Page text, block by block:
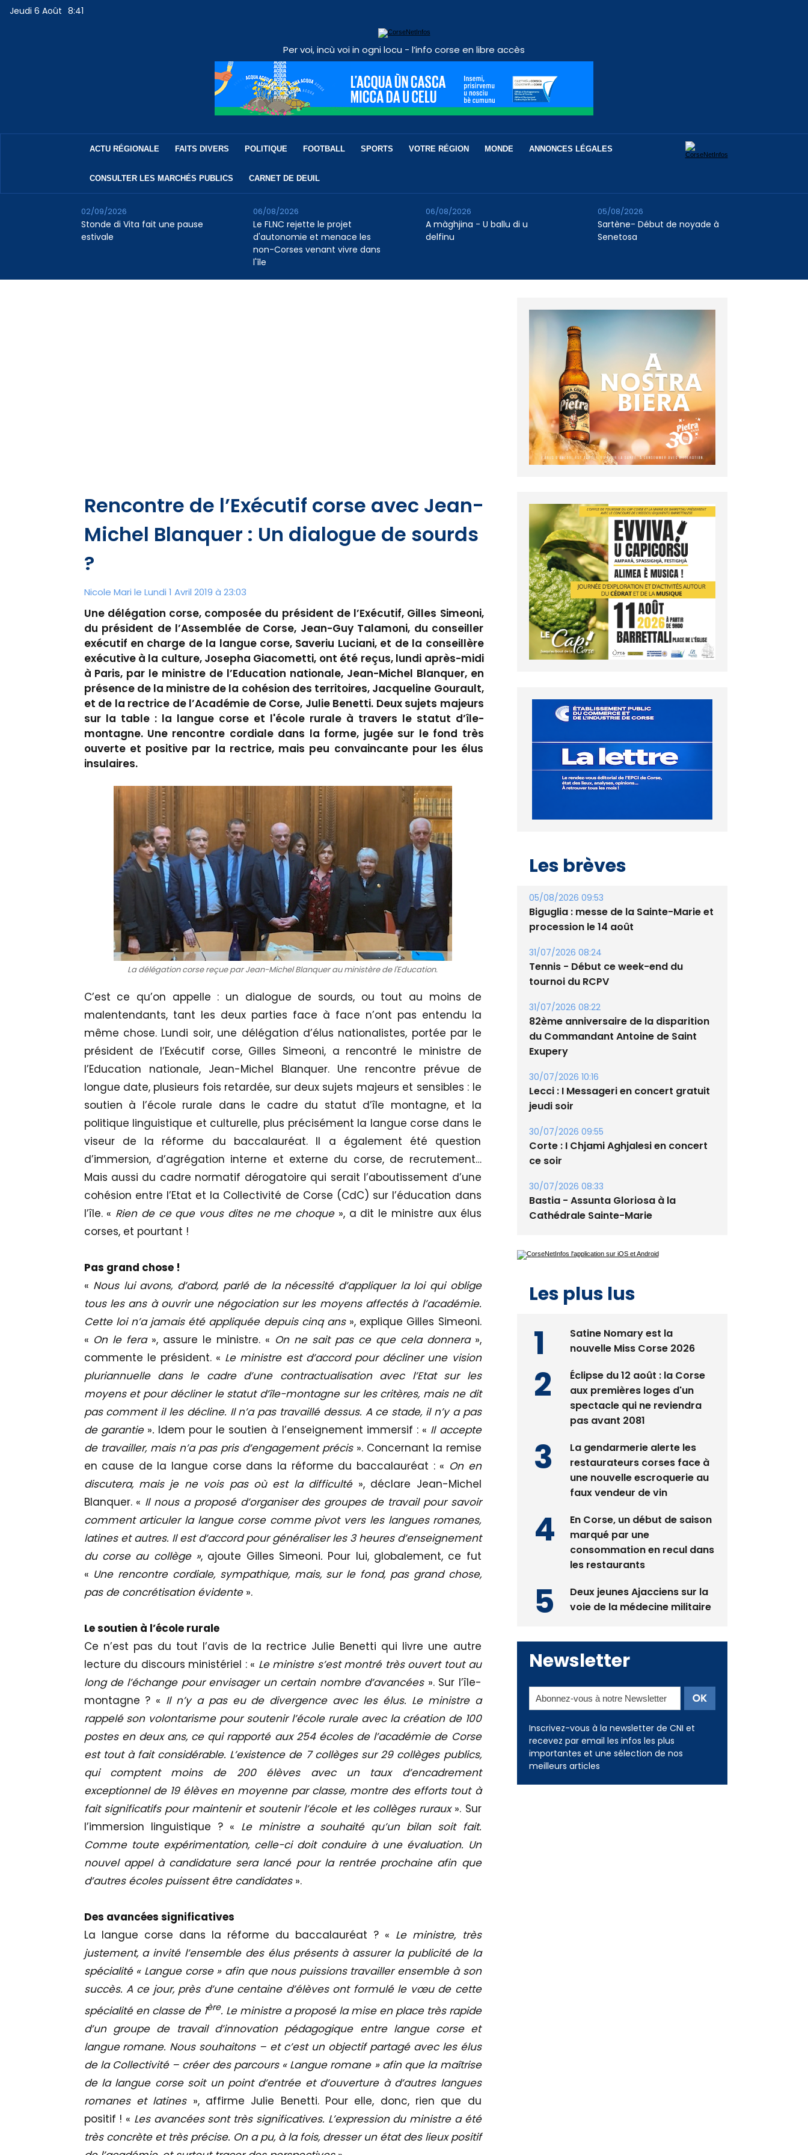
Jeudi 6 Août 8:41
Per voi, incù voi in ogni locu - l’info corse en libre accès
ACTU RÉGIONALE FAITS DIVERS POLITIQUE FOOTBALL SPORTS VOTRE RÉGION MONDE ANNONCES LÉGALES
CONSULTER LES MARCHÉS PUBLICS CARNET DE DEUIL
Stonde di Vita fait une pause
estivale
02/09/2026
Le FLNC rejette le projet
d'autonomie et menace les
non-Corses venant vivre dans
l'île
06/08/2026
A màghjina - U ballu di u
delfinu
06/08/2026
Sartène- Début de noyade à
Senetosa
05/08/2026
Rencontre de l’Exécutif corse avec Jean-
Michel Blanquer : Un dialogue de sourds
?
Nicole Mari le Lundi 1 Avril 2019 à 23:03
Une délégation corse, composée du président de l’Exécutif, Gilles Simeoni,
du président de l’Assemblée de Corse, Jean-Guy Talamoni, du conseiller
exécutif en charge de la langue corse, Saveriu Luciani, et de la conseillère
exécutive à la culture, Josepha Giacometti, ont été reçus, lundi après-midi
à Paris, par le ministre de l’Education nationale, Jean-Michel Blanquer, en
présence de la ministre de la cohésion des territoires, Jacqueline Gourault,
et de la rectrice de l’Académie de Corse, Julie Benetti. Deux sujets majeurs
sur la table : la langue corse et l'école rurale à travers le statut d’île-
montagne. Une rencontre cordiale dans la forme, jugée sur le fond très
ouverte et positive par la rectrice, mais peu convaincante pour les élus
insulaires.
La délégation corse reçue par Jean-Michel Blanquer au ministère de l'Education.
C’est ce qu’on appelle : un dialogue de sourds, ou tout au moins de
malentendants, tant les deux parties face à face n’ont pas entendu la
même chose. Lundi soir, une délégation d’élus nationalistes, portée par le
président de l’Exécutif corse, Gilles Simeoni, a rencontré le ministre de
l’Education nationale, Jean-Michel Blanquer. Une rencontre prévue de
longue date, plusieurs fois retardée, sur deux sujets majeurs et sensibles : le
soutien à l’école rurale dans le cadre du statut d’île montagne, et la
politique linguistique et culturelle, plus précisément la langue corse dans le
viseur de la réforme du baccalauréat. Il a également été question
d’immersion, d’agrégation interne et externe du corse, de recrutement…
Mais aussi du cadre normatif dérogatoire qui serait l’aboutissement d’une
cohésion entre l’Etat et la Collectivité de Corse (CdC) sur l’éducation dans
l’île. « Rien de ce que vous dites ne me choque», a dit le ministre aux élus
corses, et pourtant !
Pas grand chose !
« Nous lui avons, d’abord, parlé de la nécessité d’appliquer la loi qui oblige
tous les ans à ouvrir une négociation sur les moyens affectés à l’académie.
Cette loi n’a jamais été appliquée depuis cinq ans», explique Gilles Simeoni.
« On le fera », assure le ministre. « On ne sait pas ce que cela donnera»,
commente le président. « Le ministre est d’accord pour décliner une vision
pluriannuelle dans le cadre d’une contractualisation avec l’Etat sur les
moyens et pour décliner le statut d’île-montagne sur les critères, mais ne dit
pas comment il les décline. Il n’a pas travaillé dessus. A ce stade, il n’y a pas
de garantie». Idem pour le soutien à l’enseignement immersif : « Il accepte
de travailler, mais n’a pas pris d’engagement précis». Concernant la remise
en cause de la langue corse dans la réforme du baccalauréat : « On en
discutera, mais je ne vois pas où est la difficulté », déclare Jean-Michel
Blanquer. « Il nous a proposé d’organiser des groupes de travail pour savoir
comment articuler la langue corse comme pivot vers les langues romanes,
latines et autres. Il est d’accord pour généraliser les 3 heures d’enseignement
du corse au collège », ajoute Gilles Simeoni. Pour lui, globalement, ce fut
« Une rencontre cordiale, sympathique, mais, sur le fond, pas grand chose,
pas de concrétisation évidente ».
Le soutien à l’école rurale
Ce n’est pas du tout l’avis de la rectrice Julie Benetti qui livre une autre
lecture du discours ministériel : « Le ministre s’est montré très ouvert tout au
long de l’échange pour envisager un certain nombre d’avancées ». Sur l’île-
montagne ? « Il n’y a pas eu de divergence avec les élus. Le ministre a
rappelé son volontarisme pour soutenir l’école rurale avec la création de 100
postes en deux ans, ce qui rapporté aux 254 écoles de l’académie de Corse
est tout à fait considérable. L’existence de 7 collèges sur 29 collèges publics,
qui comptent moins de 200 élèves avec un taux d’encadrement
exceptionnel de 19 élèves en moyenne par classe, montre des efforts tout à
fait significatifs pour maintenir et soutenir l’école et les collèges ruraux ». Sur
l’immersion linguistique ? « Le ministre a souhaité qu’un bilan soit fait.
Comme toute expérimentation, celle-ci doit conduire à une évaluation. Un
nouvel appel à candidature sera lancé pour la rentrée prochaine afin que
d’autres écoles puissent être candidates ».
Des avancées significatives
La langue corse dans la réforme du baccalauréat ? « Le ministre, très
justement, a invité l’ensemble des élus présents à assurer la publicité de la
spécialité « Langue corse » afin que nous puissions travailler ensemble à son
succès. A ce jour, près d’une centaine d’élèves ont formulé le vœu de cette
spécialité en classe de 1ère. Le ministre a proposé la mise en place très rapide
d’un groupe de travail d’innovation pédagogique entre langue corse et
langue romane. Nous souhaitons – et c’est un objectif partagé avec les élus
de la Collectivité – créer des parcours « Langue romane » afin que la maîtrise
de la langue corse soit un point d’entrée et d’ouverture à d’autres langues
romanes et latines », affirme Julie Benetti. Pour elle, donc, rien que du
positif ! « Les avancées sont très significatives. L’expression du ministre a été
très concrète et très précise. On a pu, à la fois, dresser un état des lieux positif
Les brèves
05/08/2026 09:53
Biguglia : messe de la Sainte-Marie et
procession le 14 août
31/07/2026 08:24
Tennis - Début ce week-end du
tournoi du RCPV
31/07/2026 08:22
82ème anniversaire de la disparition
du Commandant Antoine de Saint
Exupery
30/07/2026 10:16
Lecci : I Messageri en concert gratuit
jeudi soir
30/07/2026 09:55
Corte : I Chjami Aghjalesi en concert
ce soir
30/07/2026 08:33
Bastia - Assunta Gloriosa à la
Cathédrale Sainte-Marie
Les plus lus
Satine Nomary est la
nouvelle Miss Corse 2026
Éclipse du 12 août : la Corse
aux premières loges d'un
spectacle qui ne reviendra
pas avant 2081
La gendarmerie alerte les
restaurateurs corses face à
une nouvelle escroquerie au
faux vendeur de vin
En Corse, un début de saison
marqué par une
consommation en recul dans
les restaurants
Deux jeunes Ajacciens sur la
voie de la médecine militaire
Newsletter
Inscrivez-vous à la newsletter de CNI et
recevez par email les infos les plus
importantes et une sélection de nos
meilleurs articles